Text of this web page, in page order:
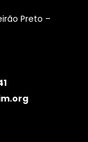
Preto –